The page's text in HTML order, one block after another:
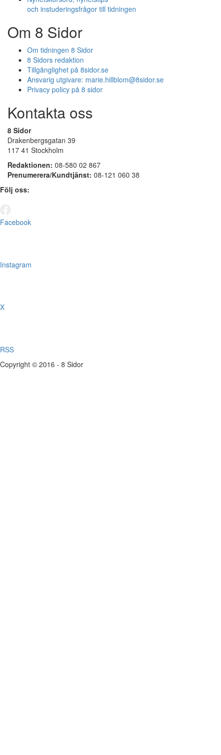
och instuderingsfrågor till tidningen
Om 8 Sidor
Om tidningen 8 Sidor
8 Sidors redaktion
Tillgänglighet på 8sidor.se
Ansvarig utgivare: marie.hillblom@8sidor.se
Privacy policy på 8 sidor
Kontakta oss
8 Sidor
Drakenbergsgatan 39
117 41 Stockholm
Redaktionen: 08-580 02 867
Prenumerera/Kundtjänst: 08-121 060 38
Följ oss:
Facebook
Instagram
X
RSS
Copyright © 2016 - 8 Sidor